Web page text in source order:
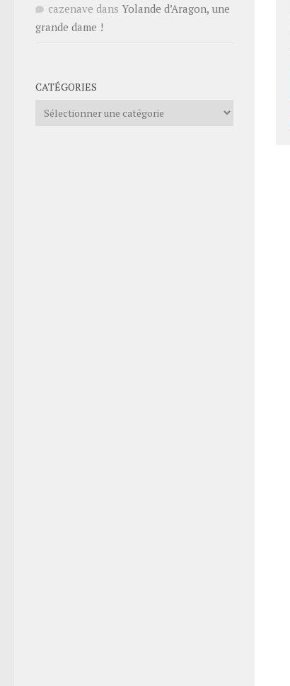
cazenave dans Yolande d’Aragon, une
grande dame !
CATÉGORIES
Catégories